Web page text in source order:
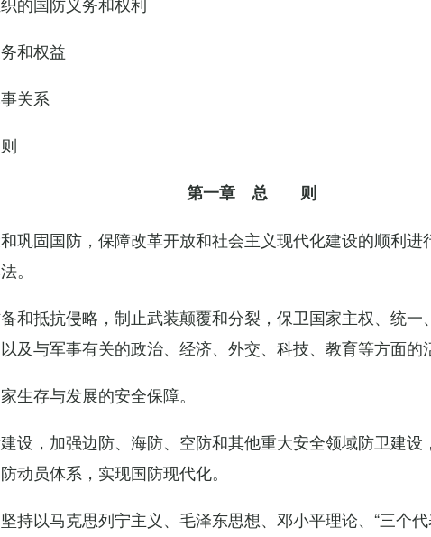
和权益
关系
第一章 总 则
巩固国防，保障改革开放和社会主义现代化建设的顺利进
。
和抵抗侵略，制止武装颠覆和分裂，保卫国家主权、统一
及与军事有关的政治、经济、外交、科技、教育等方面的
存与发展的安全保障。
设，加强边防、海防、空防和其他重大安全领域防卫建设
动员体系，实现国防现代化。
以马克思列宁主义、毛泽东思想、邓小平理论、“三个代